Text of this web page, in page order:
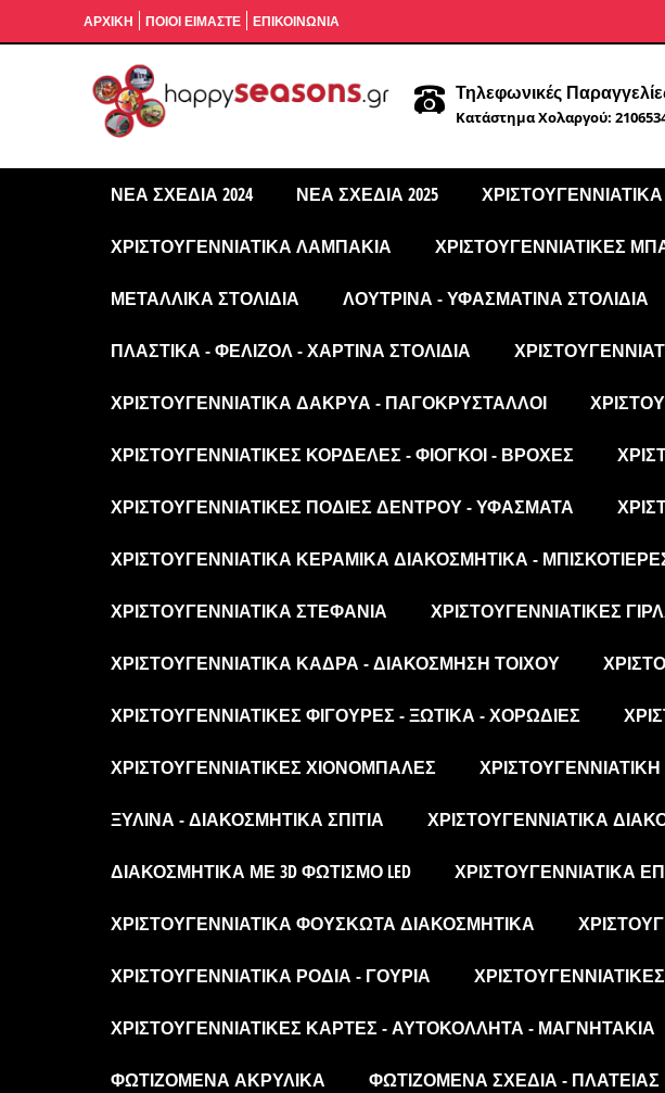
ΑΡΧΙΚΉ ΠΟΙΟΙ ΕΙΜΑΣΤΕ ΕΠΙΚΟΙΝΩΝΙΑ
Τηλεφωνικές
Κατάστημα Χολαργού:
ΝΈΑ ΣΧΈΔΙΑ 2024 ΝΈΑ ΣΧΈΔΙΑ 2025
ΧΡΙΣΤΟΥΓΕΝΝΙΆΤΙΚΑ ΛΑΜΠΆΚΙΑ ΧΡΙΣΤΟΥΓΕΝΝΙΆΤΙΚΕΣ
ΜΕΤΑΛΛΙΚΆ ΣΤΟΛΊΔΙΑ ΛΟΎΤΡΙΝΑ - ΥΦΑΣΜΆΤΙΝΑ ΣΤΟΛΊΔΙΑ
ΠΛΑΣΤΙΚΆ - ΦΕΛΙΖΌΛ - ΧΆΡΤΙΝΑ ΣΤΟΛΊΔΙΑ
ΧΡΙΣΤΟΥΓΕΝΝΙΆΤΙΚΑ ΔΆΚΡΥΑ - ΠΑΓΟΚΡΎΣΤΑΛΛΟΙ
ΧΡΙΣΤΟΥΓΕΝΝΙΆΤΙΚΕΣ ΚΟΡΔΈΛΕΣ - ΦΙΌΓΚΟΙ - ΒΡΟΧΈΣ
ΧΡΙΣΤΟΥΓΕΝΝΙΆΤΙΚΕΣ ΠΟΔΙΈΣ ΔΈΝΤΡΟΥ - ΥΦΆΣΜΑΤΑ
ΧΡΙΣΤΟΥΓΕΝΝΙΆΤΙΚΑ ΚΕΡΑΜΙΚΆ ΔΙΑΚΟΣΜΗΤΙΚΆ -
ΧΡΙΣΤΟΥΓΕΝΝΙΆΤΙΚΑ ΣΤΕΦΆΝΙΑ ΧΡΙΣΤΟΥΓΕΝΝΙΆΤΙΚΕΣ
ΧΡΙΣΤΟΥΓΕΝΝΙΆΤΙΚΑ ΚΆΔΡΑ - ΔΙΑΚΌΣΜΗΣΗ ΤΟΊΧΟΥ
ΧΡΙΣΤΟΥΓΕΝΝΙΆΤΙΚΕΣ ΦΙΓΟΎΡΕΣ - ΞΩΤΙΚΆ - ΧΟΡΩΔΊΕΣ
ΧΡΙΣΤΟΥΓΕΝΝΙΆΤΙΚΕΣ ΧΙΟΝΌΜΠΑΛΕΣ
ΞΎΛΙΝΑ - ΔΙΑΚΟΣΜΗΤΙΚΆ ΣΠΊΤΙΑ ΧΡΙΣΤΟΥΓΕΝΝΙΆΤΙΚΑ
ΔΙΑΚΟΣΜΗΤΙΚΆ ΜΕ 3D ΦΩΤΙΣΜΌ LED ΧΡΙΣΤΟΥΓΕΝΝΙΆΤΙΚΑ
ΧΡΙΣΤΟΥΓΕΝΝΙΆΤΙΚΑ ΦΟΥΣΚΩΤΆ ΔΙΑΚΟΣΜΗΤΙΚΆ
ΧΡΙΣΤΟΥΓΕΝΝΙΆΤΙΚΑ ΡΌΔΙΑ - ΓΟΎΡΙΑ
ΧΡΙΣΤΟΥΓΕΝΝΙΆΤΙΚΕΣ ΚΆΡΤΕΣ - ΑΥΤΟΚΌΛΛΗΤΑ - ΜΑΓΝΗΤΆΚΙΑ
ΦΩΤΙΖΌΜΕΝΑ ΑΚΡΥΛΙΚΆ ΦΩΤΙΖΌΜΕΝΑ ΣΧΈΔΙΑ - ΠΛΑΤΕΊΑΣ